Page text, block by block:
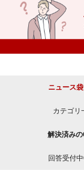
ニュース袋
カテゴリ
解決済み
回答受付